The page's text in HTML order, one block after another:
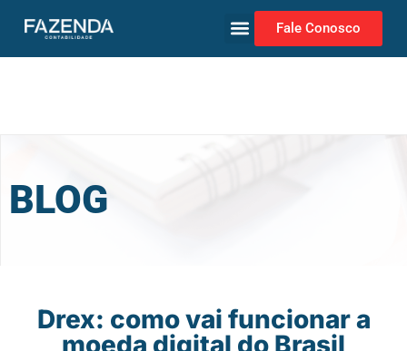
Fale Conosco
BLOG
Drex: como vai funcionar a
moeda digital do Brasil